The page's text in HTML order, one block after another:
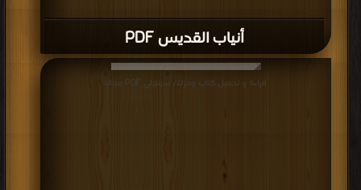
أنياب القديس PDF
قراءة و تحميل كتاب وحزنك سينجلي PDF مجانا